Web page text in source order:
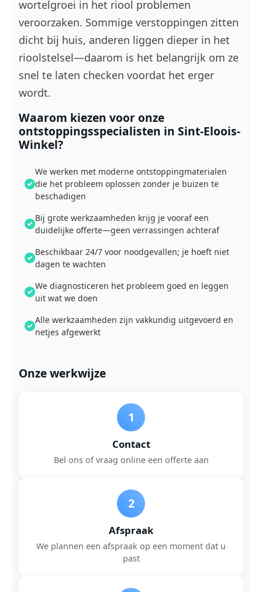
wortelgroei in het riool problemen
veroorzaken. Sommige verstoppingen zitten
dicht bij huis, anderen liggen dieper in het
rioolstelsel—daarom is het belangrijk om ze
snel te laten checken voordat het erger
wordt.
Waarom kiezen voor onze
ontstoppingsspecialisten in Sint-Eloois-
Winkel?
We werken met moderne ontstoppingmaterialen
die het probleem oplossen zonder je buizen te
beschadigen
Bij grote werkzaamheden krijg je vooraf een
duidelijke offerte—geen verrassingen achteraf
Beschikbaar 24/7 voor noodgevallen; je hoeft niet
dagen te wachten
We diagnosticeren het probleem goed en leggen
uit wat we doen
Alle werkzaamheden zijn vakkundig uitgevoerd en
netjes afgewerkt
Onze werkwijze
1
Contact
Bel ons of vraag online een offerte aan
2
Afspraak
We plannen een afspraak op een moment dat u
past